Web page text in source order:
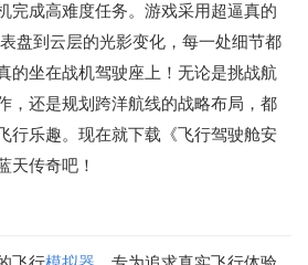
完成高难度任务。游戏采用超逼真的
盘到云层的光影变化，每一处细节都
的坐在战机驾驶座上！无论是挑战航
，还是规划跨洋航线的战略布局，都
行乐趣。现在就下载《飞行驾驶舱安
天传奇吧！